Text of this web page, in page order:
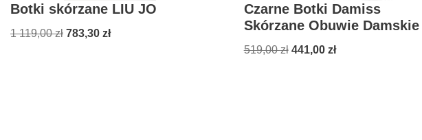
Botki skórzane LIU JO
1 119,00zł 783,30 zł
Czarne Botki Damiss
Skórzane Obuwie Damskie
519,00zł 441,00 zł